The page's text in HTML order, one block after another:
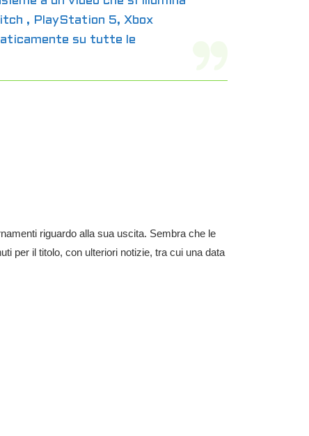
, PlayStation 5, Xbox
su tutte le
riguardo alla sua uscita. Sembra che le
per il titolo, con ulteriori notizie, tra cui una data